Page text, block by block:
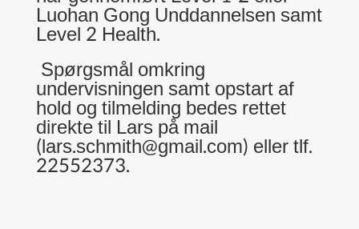
Luohan Gong Unddannelsen samt
Level 2 Health.
Spørgsmål omkring
undervisningen samt opstart af
hold og tilmelding bedes rettet
direkte til Lars på mail
(lars.schmith@gmail.com) eller tlf.
22552373.